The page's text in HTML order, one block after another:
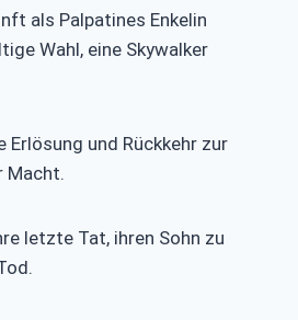
als Palpatines Enkelin
Wahl, eine Skywalker
Erlösung und Rückkehr zur
Macht.
letzte Tat, ihren Sohn zu